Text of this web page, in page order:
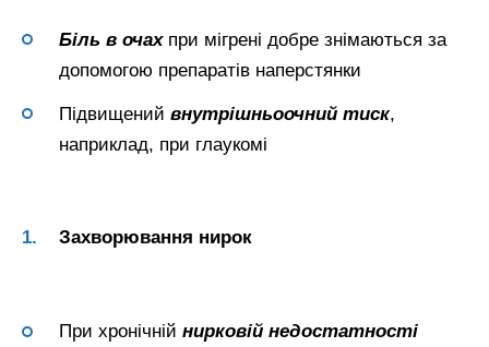
Біль в очахпри мігрені добре знімаються за
допомогою препаратів наперстянки
Підвищений внутрішньоочний тиск,
наприклад, при глаукомі
Захворювання нирок
При хронічній нирковій недостатності